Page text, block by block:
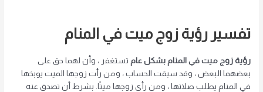
تفسير رؤية زوج ميت في المنام
رؤية زوج ميت في المنام بشكل عام تستغفر ، وأن لهما حق على
بعضهما البعض ، وقد سبقت الحساب ، ومن رأت زوجها الميت يوبخها
في المنام يطلب صلاتها ، ومن رأى زوجها ميتًا. بشرط أن تصدق عنه